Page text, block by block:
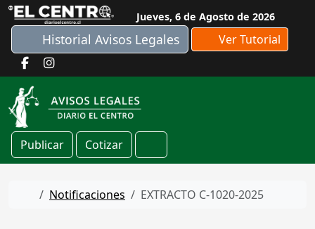
Skip to content
Jueves, 6 de Agosto de 2026
Historial Avisos Legales Ver Tutorial
Publicar Cotizar
Cart
Home
Notificaciones EXTRACTO C-1020-2025